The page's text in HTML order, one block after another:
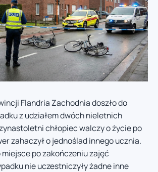
Flandria Zachodnia doszło do
z udziałem dwóch nieletnich
chłopiec walczy o życie po
zahaczył o jednoślad innego ucznia.
miejsce po zakończeniu zajęć
nie uczestniczyły żadne inne